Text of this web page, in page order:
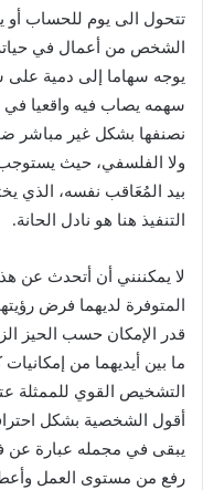
تتحول الى يوم للحساب أو
الشخص من أعمال في
يوجه سهاما إلى دمية على
سهمه يصاب فيه واقعيا في
نصنفها بشكل غير مباشر
ولا الفلسفي، حيث
بيد المُعَاقب نفسه، الذي
التنفيذ هنا هو نادل الحانة.
لا يمكننني أن أتحدث عن هذا
المتوفرة لديهما فرض
قدر الإمكان حسب الحيز
ما بين أيديهما من
التشخيص القوي للممثلة
أقول الشخصية بشكل
يبقى في مجمله عبارة عن
رفع من مستوى العمل